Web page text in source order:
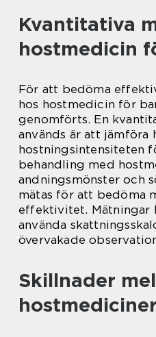
Kvantitativa
hostmedicin
För att bedöma
hos hostmedicin för
genomförts. En
används är att jämföra
hostningsintensiteten
behandling med
andningsmönster och
mätas för att bedöma
effektivitet. Mätningar
använda
övervakade
Skillnader